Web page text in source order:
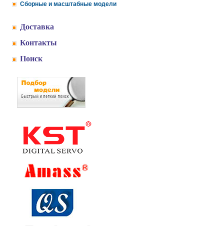
Сборные и масштабные модели
Доставка
Контакты
Поиск